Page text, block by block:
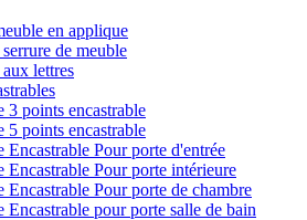
en applique
de meuble
lettres
3 points encastrable
5 points encastrable
Encastrable Pour porte d'entrée
Encastrable Pour porte intérieure
Encastrable Pour porte de chambre
Encastrable pour porte salle de bain